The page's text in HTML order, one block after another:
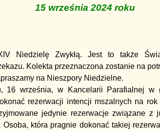
15 września 2024 roku
Niedzielę Zwykłą. Jest to także
Kolekta przeznaczona zostanie na
na Nieszpory Niedzielne.
16 września, w Kancelarii Parafialnej w
rezerwacji intencji mszalnych na
jedynie rezerwacje związane z
Osoba, która pragnie dokonać takiej